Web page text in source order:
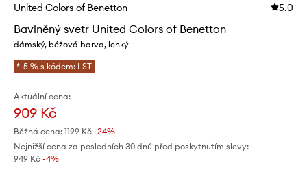
United Colors of Benetton 5.0
Bavlněný svetr United Colors of Benetton
dámský, béžová barva, lehký
*-5 % s kódem: LST
Aktuální cena:
909 Kč
Běžná cena: 1199 Kč -24%
Nejnižší cena za posledních 30 dnů před poskytnutím slevy:
949 Kč -4%